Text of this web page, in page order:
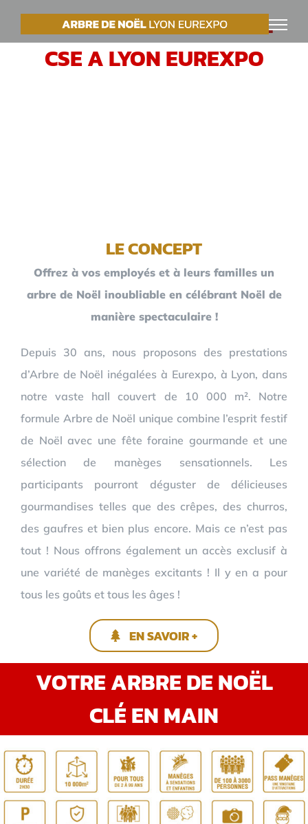
PasserVOTRE ARBRE DE NOËL
CSE A LYON EUREXPO
LE CONCEPT
Offrez à vos employés et à leurs familles un
arbre de Noël inoubliable en célébrant Noël de
manière spectaculaire !
Depuis 30 ans, nous proposons des prestations
d’Arbre de Noël inégalées à Eurexpo, à Lyon, dans
notre vaste hall couvert de 10 000 m². Notre
formule Arbre de Noël unique combine l’esprit festif
de Noël avec une fête foraine gourmande et une
sélection de manèges sensationnels. Les
participants pourront déguster de délicieuses
gourmandises telles que des crêpes, des churros,
des gaufres et bien plus encore. Mais ce n’est pas
tout ! Nous offrons également un accès exclusif à
une variété de manèges excitants ! Il y en a pour
tous les goûts et tous les âges !
EN SAVOIR +
VOTRE ARBRE DE NOËL
CLÉ EN MAIN